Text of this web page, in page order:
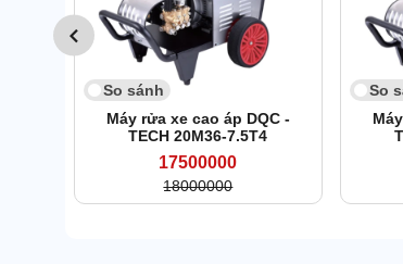
So sánh
Máy rửa xe cao áp DQC -
TECH 20M36-7.5T4
17500000
18000000
So